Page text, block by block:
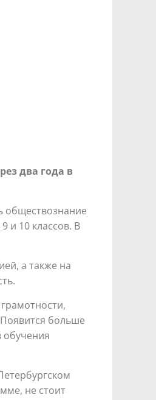
два года в
обществознание
и 10 классов. В
а также на
больше
обучения
не стоит